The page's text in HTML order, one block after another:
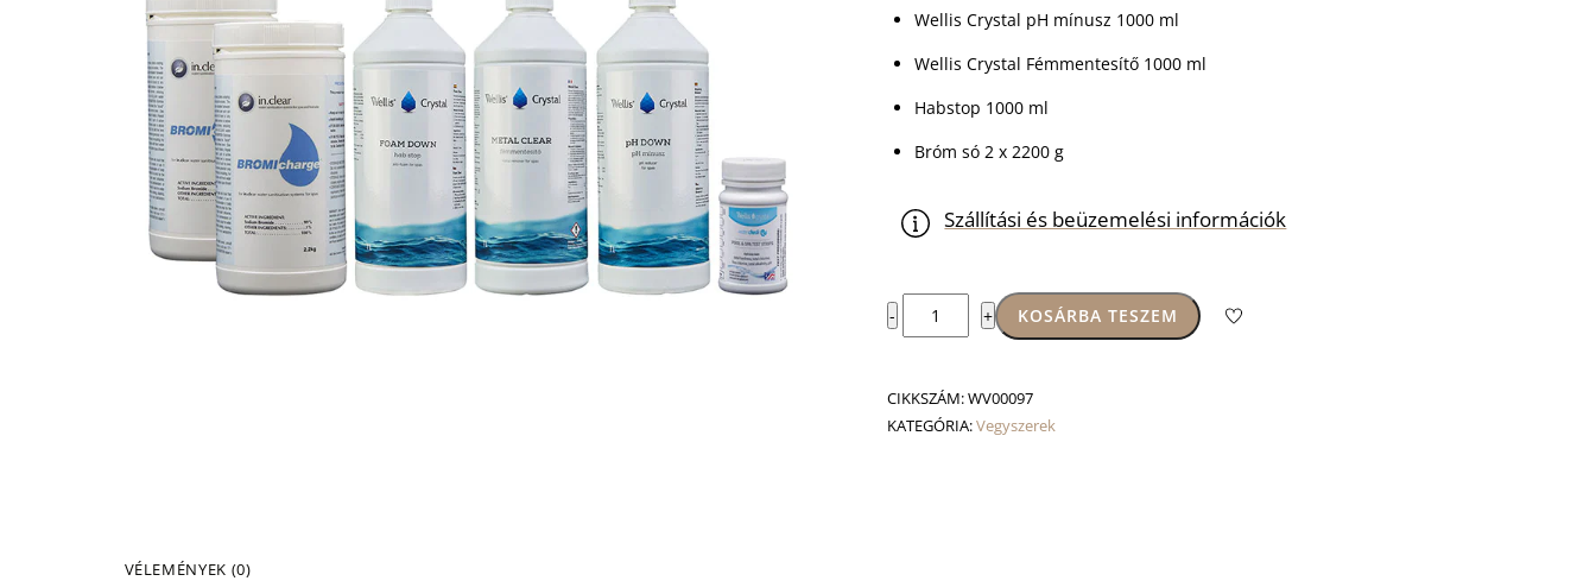
Wellis Crystal pH mínusz 1000 ml
Wellis Crystal Fémmentesítő 1000 ml
Habstop 1000 ml
Bróm só 2 x 2200 g
Szállítási és beüzemelési információk
-
Vegyszercsomag
in.Clear
+ KOSÁRBA TESZEM
CIKKSZÁM:WV00097
KATEGÓRIA:Vegyszerek
VÉLEMÉNYEK (0)